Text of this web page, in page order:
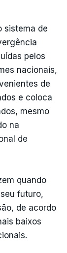
sistema de
pelos
nacionais,
de
e coloca
mesmo
na
de
quando
futuro,
de acordo
baixos